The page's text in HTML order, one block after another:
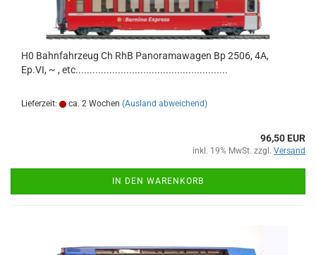
H0 Bahnfahrzeug Ch RhB Panoramawagen Bp 2506, 4A,
Ep.VI, ~ , etc......................................................
Lieferzeit: ca. 2 Wochen (Ausland abweichend)
96,50 EUR
inkl. 19% MwSt. zzgl. Versand
IN DEN WARENKORB